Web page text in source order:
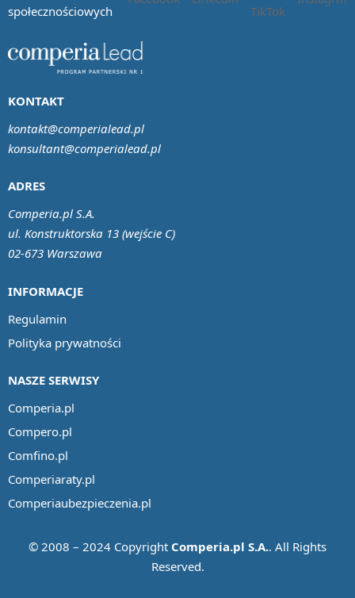
społecznościowych
INFORMACJE
Regulamin
Polityka prywatności
NASZE SERWISY
Comperia.pl
Compero.pl
Comfino.pl
Comperiaraty.pl
Comperiaubezpieczenia.pl
ADRES
Comperia.pl S.A.
ul. Konstruktorska 13 (wejście C)
02-673 Warszawa
KONTAKT
kontakt@comperialead.pl
konsultant@comperialead.pl
© 2008 – 2024 Copyright Comperia.pl S.A.. All Rights
Reserved.